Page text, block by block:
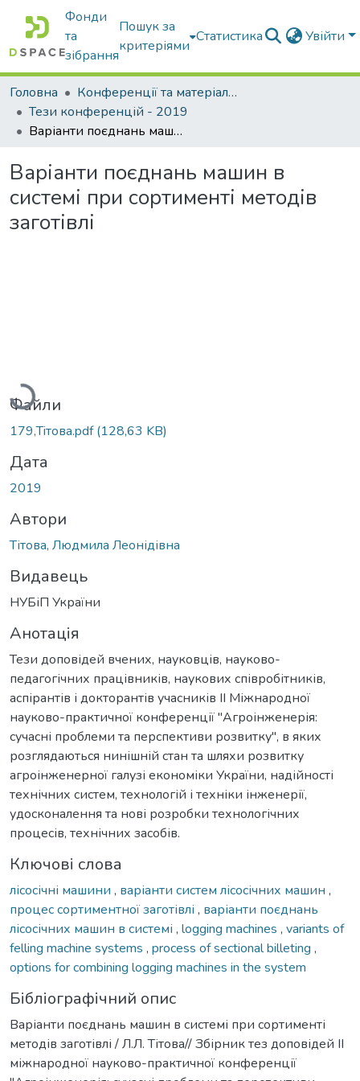
Фонди
та
зібрання
Пошук за
критеріями
Статистика Увійти
Головна
Конференції та матеріали конференцій
Тези конференцій - 2019
Варіанти поєднань машин в системі при сортименті методів заготівлі
Варіанти поєднань машин в
системі при сортименті методів
заготівлі
Вантажиться...
Файли
179,Тiтова.pdf(128,63 KB)
Дата
2019
Автори
Тітова, Людмила Леонідівна
Видавець
НУБіП України
Анотація
Тези доповідей вчених, науковців, науково-
педагогічних працівників, наукових співробітників,
аспірантів і докторантів учасників ІІ Міжнародної
науково-практичної конференції "Агроінженерія:
сучасні проблеми та перспективи розвитку", в яких
розглядаються нинішній стан та шляхи розвитку
агроінженерної галузі економіки України, надійності
технічних систем, технологій і техніки інженерії,
удосконалення та нові розробки технологічних
процесів, технічних засобів.
Ключові слова
лісосічні машини , варіанти систем лісосічних машин ,
процес сортиментної заготівлі , варіанти поєднань
лісосічних машин в системі , logging machines , variants of
felling machine systems , process of sectional billeting ,
options for combining logging machines in the system
Бібліографічний опис
Варіанти поєднань машин в системі при сортименті
методів заготівлі / Л.Л. Тітова// Збірник тез доповідей ІІ
міжнародної науково-практичної конференції